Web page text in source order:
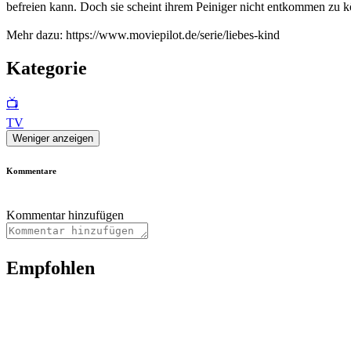
befreien kann. Doch sie scheint ihrem Peiniger nicht entkommen zu
Mehr dazu: https://www.moviepilot.de/serie/liebes-kind
Kategorie
📺
TV
Weniger anzeigen
Kommentare
Kommentar hinzufügen
Empfohlen